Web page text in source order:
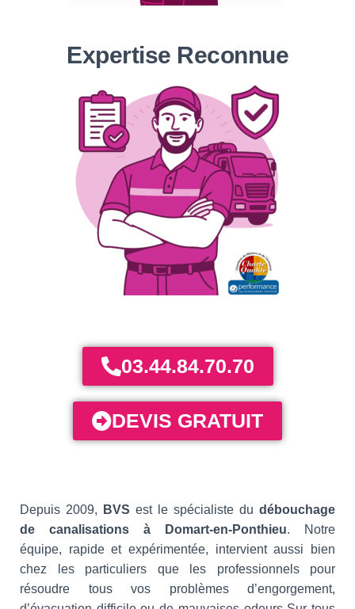
Expertise Reconnue
03.44.84.70.70
DEVIS GRATUIT
Depuis 2009, BVS est le spécialiste du débouchage
de canalisations à Domart-en-Ponthieu. Notre
équipe, rapide et expérimentée, intervient aussi bien
chez les particuliers que les professionnels pour
résoudre tous vos problèmes d’engorgement,